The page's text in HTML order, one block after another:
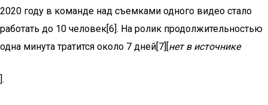
2020 году в команде над съемками одного видео стало
работать до 10 человек[6]. На ролик продолжительностью
одна минута тратится около 7 дней[7][нет в источнике
].